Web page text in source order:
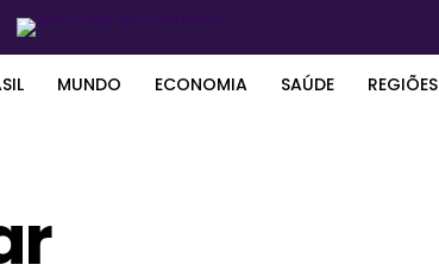
MUNDO ECONOMIA SAÚDE REGIÕES